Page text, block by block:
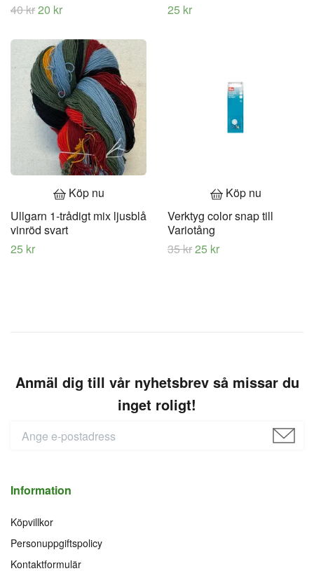
40 kr20 kr
25 kr
Köp nu
Ullgarn 1-trådigt mix ljusblå
vinröd svart
25 kr
Köp nu
Verktyg color snap till
Variotång
35 kr25 kr
Anmäl dig till vår nyhetsbrev så missar du
inget roligt!
Information
Köpvillkor
Personuppgiftspolicy
Kontaktformulär